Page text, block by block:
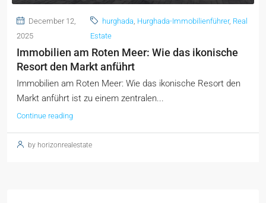
December 12,
2025
hurghada, Hurghada-Immobilienführer, Real
Estate
Immobilien am Roten Meer: Wie das ikonische
Resort den Markt anführt
Immobilien am Roten Meer: Wie das ikonische Resort den
Markt anführt ist zu einem zentralen...
Continue reading
by horizonrealestate